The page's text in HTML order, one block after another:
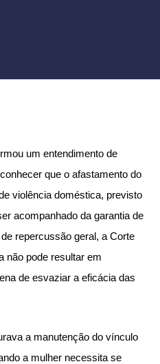
um entendimento de
que o afastamento do
violência doméstica, previsto
acompanhado da garantia de
repercussão geral, a Corte
não pode resultar em
de esvaziar a eficácia das
a manutenção do vínculo
a mulher necessita se